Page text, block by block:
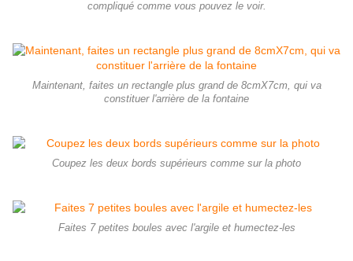
compliqué comme vous pouvez le voir.
Maintenant, faites un rectangle plus grand de 8cmX7cm, qui va
constituer l'arrière de la fontaine
Coupez les deux bords supérieurs comme sur la photo
Faites 7 petites boules avec l'argile et humectez-les